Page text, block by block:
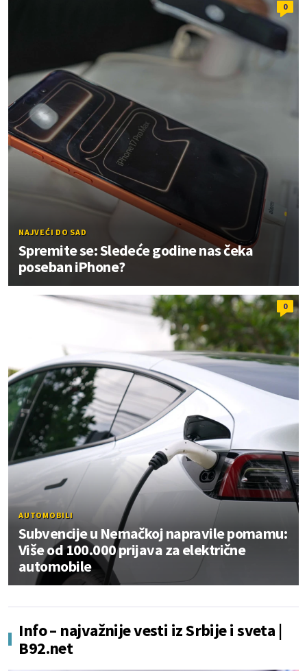
0
NAJVEĆI DO SAD
Spremite se: Sledeće godine nas čeka
poseban iPhone?
0
AUTOMOBILI
Subvencije u Nemačkoj napravile pomamu:
Više od 100.000 prijava za električne
automobile
Info – najvažnije vesti iz Srbije i sveta |
B92.net